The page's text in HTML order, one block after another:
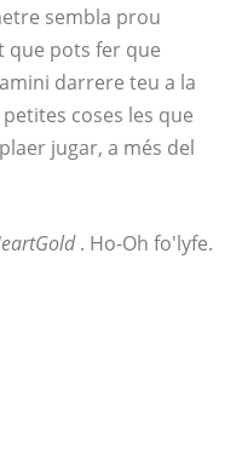
sembla prou
que pots fer que
darrere teu a la
petites coses les que
jugar, a més del
. Ho-Oh fo'lyfe.